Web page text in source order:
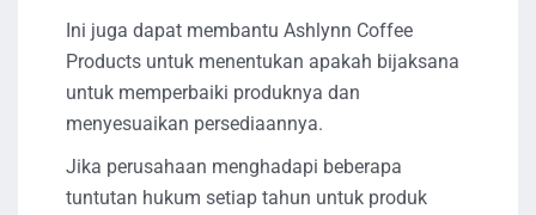
Ini juga dapat membantu Ashlynn Coffee
Products untuk menentukan apakah bijaksana
untuk memperbaiki produknya dan
menyesuaikan persediaannya.
Jika perusahaan menghadapi beberapa
tuntutan hukum setiap tahun untuk produk